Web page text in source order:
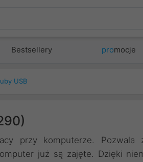
Bestsellery promocje
USB
przy komputerze. Pozwala
już są zajęte. Dzięki